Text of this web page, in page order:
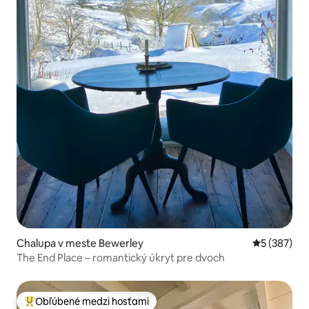
Chalupa v meste Bewerley Priemerné
5 (387)
The End Place – romantický úkryt pre dvoch
Obľúbené medzi hosťami